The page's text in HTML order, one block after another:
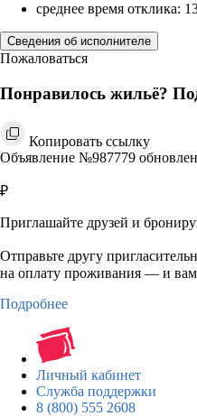
среднее время отклика:
Сведения об исполнителе
Пожаловаться
Понравилось жильё?
Копировать ссылку
Объявление №987779
₽
Приглашайте друзей и
Отправьте другу
на оплату проживания — и
Подробнее
Личный кабинет
Служба поддержки
8 (800) 555 2608